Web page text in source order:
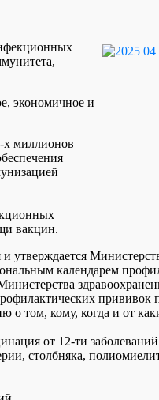
экономичное и
х миллионов
вакцин.
утверждается
календарем
о том, кому, когда и от
от 12-ти
столбняка,